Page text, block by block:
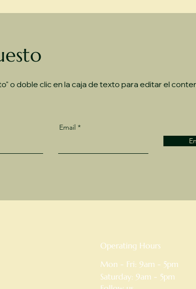
o doble clic en la caja de texto para editar el
Email
Operating Hours
Mon - Fri: 9am - 5pm
Saturday: 9am - 5pm